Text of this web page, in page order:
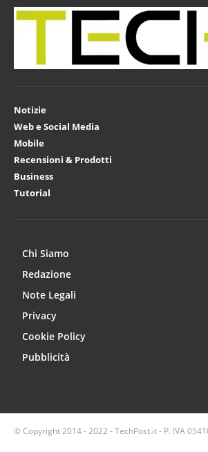
Notizie
Web e Social Media
Mobile
Recensioni & Prodotti
Business
Tutorial
Chi Siamo
Redazione
Note Legali
Privacy
Cookie Policy
Pubblicità
© Copyright 2014 - 2022 - TechPost.it - P. IVA